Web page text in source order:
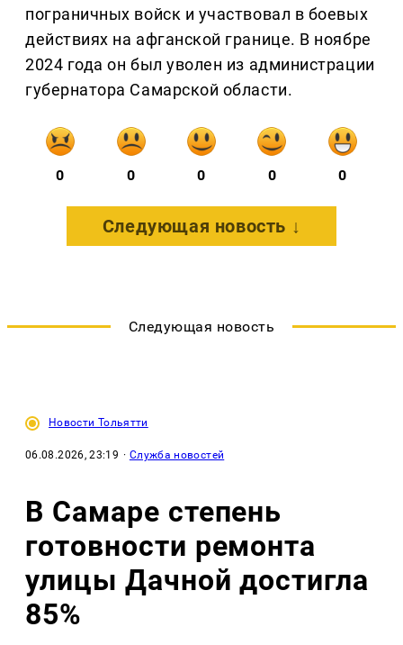
пограничных войск и участвовал в боевых
действиях на афганской границе. В ноябре
2024 года он был уволен из администрации
губернатора Самарской области.
0 0 0 0 0
Следующая новость ↓
Следующая новость
Новости Тольятти
06.08.2026, 23:19 · Служба новостей
В Самаре степень
готовности ремонта
улицы Дачной достигла
85%